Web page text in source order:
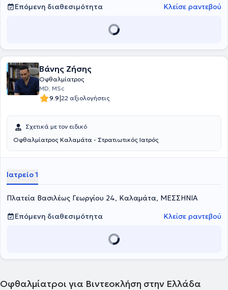
Επόμενη διαθεσιμότητα
Κλείσε ραντεβού
Βάνης Ζήσης
Οφθαλμίατρος
MD, MSc
9.9|22 αξιολογήσεις
Σχετικά με τον ειδικό
Οφθαλμίατρος Καλαμάτα - Στρατιωτικός Ιατρός
Ιατρείο 1
Πλατεία Βασιλέως Γεωργίου 24, Καλαμάτα, ΜΕΣΣΗΝΙΑ
Επόμενη διαθεσιμότητα
Κλείσε ραντεβού
Οφθαλμίατροι για Βιντεοκλήση στην Ελλάδα